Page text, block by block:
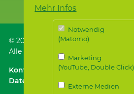
Mehr Infos
Notwendig
(Matomo)
Marketing
(YouTube, Double Click)
Externe Medien
© 2026 Samariterstiftung
Alle Rechte vorbehalten.
Kontakt Anfahrt ÖPNV / Parken
Datenschutz
｜